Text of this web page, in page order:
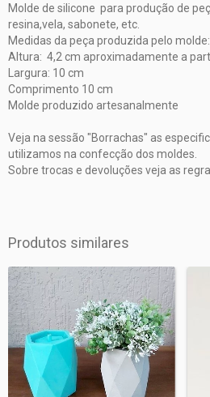
Molde de silicone para produção de
resina,vela, sabonete, etc.
Medidas da peça produzida pelo molde:
Altura: 4,2 cm aproximadamente a
Largura: 10 cm
Comprimento 10 cm
Molde produzido artesanalmente
Veja na sessão "Borrachas" as
utilizamos na confecção dos moldes.
Sobre trocas e devoluções veja as
Produtos similares